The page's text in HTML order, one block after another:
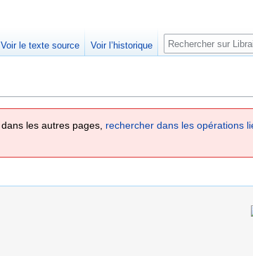
dans les autres pages, rechercher dans les opérations
Voir le texte source Voir l’historique Rechercher